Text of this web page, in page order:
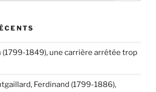
(1799-1849), une carrière arrêtée trop
Ferdinand (1799-1886),